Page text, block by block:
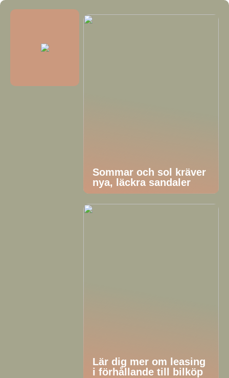
Sommar och sol kräver
nya, läckra sandaler
Lär dig mer om leasing
i förhållande till bilköp